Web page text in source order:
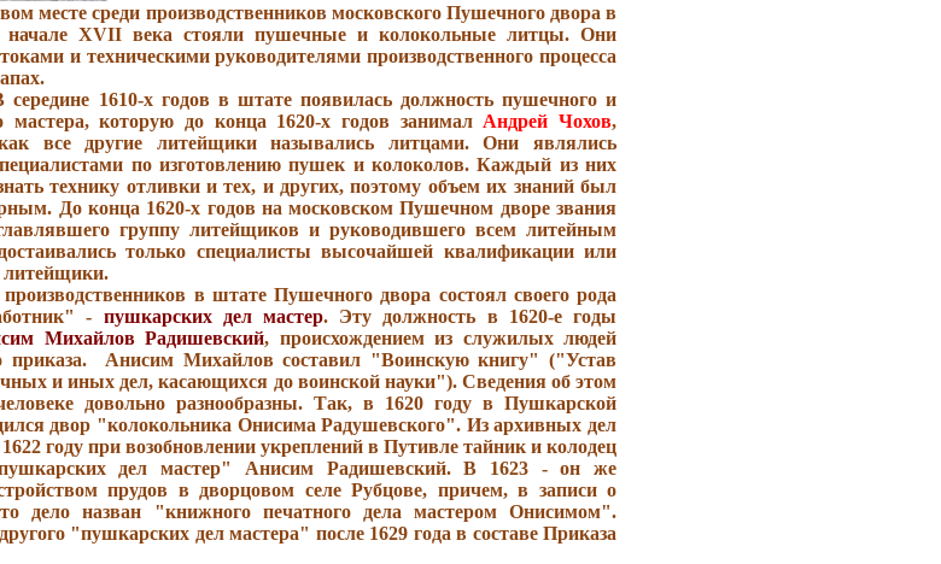
месте среди производственников московского Пушечного двора в
XVII века стояли пушечные и колокольные литцы. Они
и техническими руководителями производственного процесса
1610-х годов в штате появилась должность пушечного и
мастера, которую до конца 1620-х годов занимал Андрей Чохов,
все другие литейщики назывались литцами. Они являлись
по изготовлению пушек и колоколов. Каждый из них
технику отливки и тех, и других, поэтому объем их знаний был
До конца 1620-х годов на московском Пушечном дворе звания
группу литейщиков и руководившего всем литейным
только специалисты высочайшей квалификации или
литейщики.
в штате Пушечного двора состоял своего рода
- пушкарских дел мастер. Эту должность в 1620-е годы
Михайлов Радишевский, происхождением из служилых людей
приказа.
Анисим Михайлов составил "Воинскую книгу" ("Устав
и иных дел, касающихся до воинской науки"). Сведения об этом
довольно разнообразны. Так, в 1620 году в Пушкарской
двор "колокольника Онисима Радушевского". Из архивных дел
году при возобновлении укреплений в Путивле тайник и колодец
дел мастер" Анисим Радишевский. В 1623 - он же
прудов в дворцовом селе Рубцове, причем, в записи о
дело назван "книжного печатного дела мастером Онисимом".
"пушкарских дел мастера" после 1629 года в составе Приказа